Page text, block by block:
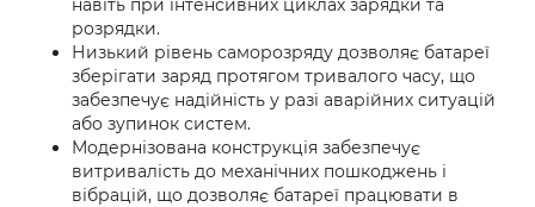
навіть при інтенсивних циклах зарядки та
розрядки.
Низький рівень саморозряду дозволяє батареї
зберігати заряд протягом тривалого часу, що
забезпечує надійність у разі аварійних ситуацій
або зупинок систем.
Модернізована конструкція забезпечує
витривалість до механічних пошкоджень і
вібрацій, що дозволяє батареї працювати в